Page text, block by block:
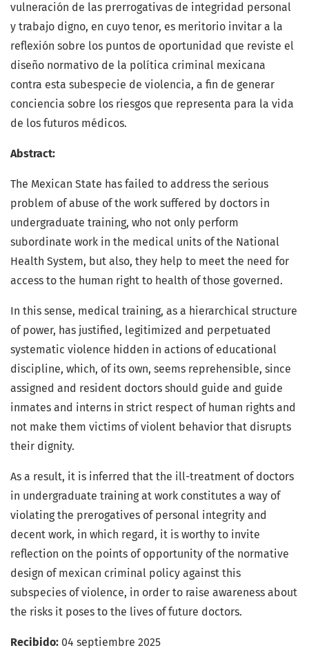
vulneración de las prerrogativas de integridad personal
y trabajo digno, en cuyo tenor, es meritorio invitar a la
reflexión sobre los puntos de oportunidad que reviste el
diseño normativo de la política criminal mexicana
contra esta subespecie de violencia, a fin de generar
conciencia sobre los riesgos que representa para la vida
de los futuros médicos.
Abstract:
The Mexican State has failed to address the serious
problem of abuse of the work suffered by doctors in
undergraduate training, who not only perform
subordinate work in the medical units of the National
Health System, but also, they help to meet the need for
access to the human right to health of those governed.
In this sense, medical training, as a hierarchical structure
of power, has justified, legitimized and perpetuated
systematic violence hidden in actions of educational
discipline, which, of its own, seems reprehensible, since
assigned and resident doctors should guide and guide
inmates and interns in strict respect of human rights and
not make them victims of violent behavior that disrupts
their dignity.
As a result, it is inferred that the ill-treatment of doctors
in undergraduate training at work constitutes a way of
violating the prerogatives of personal integrity and
decent work, in which regard, it is worthy to invite
reflection on the points of opportunity of the normative
design of mexican criminal policy against this
subspecies of violence, in order to raise awareness about
the risks it poses to the lives of future doctors.
Recibido: 04 septiembre 2025